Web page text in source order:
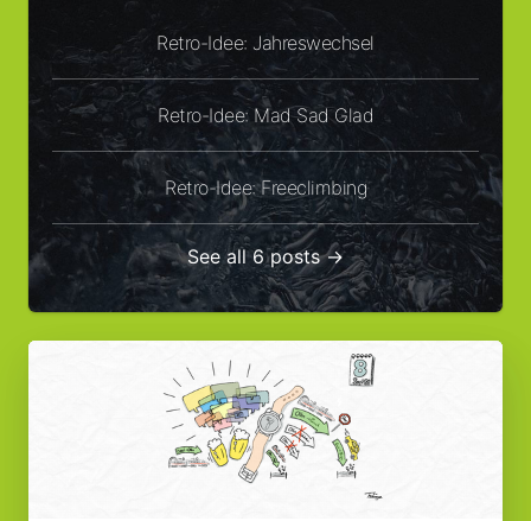
Retro-Idee: Jahreswechsel
Retro-Idee: Mad Sad Glad
Retro-Idee: Freeclimbing
See all 6 posts →